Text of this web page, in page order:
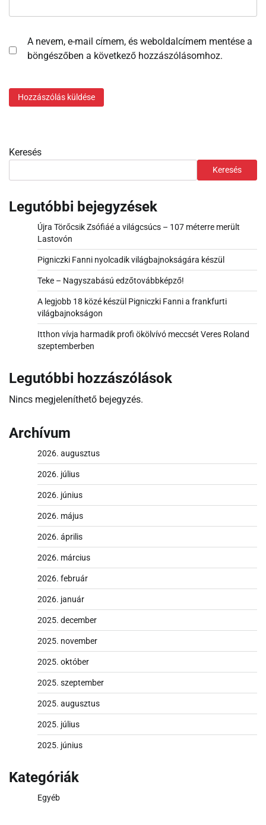
A nevem, e-mail címem, és weboldalcímem mentése a
böngészőben a következő hozzászólásomhoz.
Keresés
Keresés
Legutóbbi bejegyzések
Újra Törőcsik Zsófiáé a világcsúcs – 107 méterre merült
Lastovón
Pigniczki Fanni nyolcadik világbajnokságára készül
Teke – Nagyszabású edzőtovábbképző!
A legjobb 18 közé készül Pigniczki Fanni a frankfurti
világbajnokságon
Itthon vívja harmadik profi ökölvívó meccsét Veres Roland
szeptemberben
Legutóbbi hozzászólások
Nincs megjeleníthető bejegyzés.
Archívum
2026. augusztus
2026. július
2026. június
2026. május
2026. április
2026. március
2026. február
2026. január
2025. december
2025. november
2025. október
2025. szeptember
2025. augusztus
2025. július
2025. június
Kategóriák
Egyéb